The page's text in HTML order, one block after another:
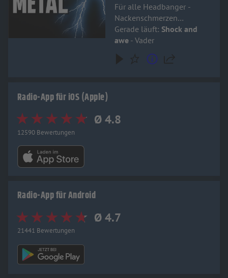
Für alle Headbanger -
Nackenschmerzen
garantiert!
Gerade läuft: Shock and
awe - Vader
Radio-App für iOS (Apple)
Ø 4.8
12590 Bewertungen
Radio-App für Android
Ø 4.7
21441 Bewertungen